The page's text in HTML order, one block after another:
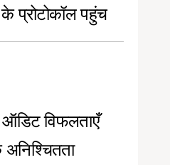
प्रोटोकॉल पहुंच
ऑडिट विफलताएँ